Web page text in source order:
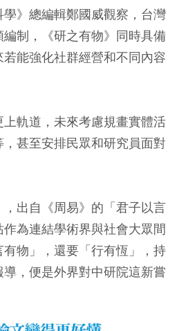
》總編輯鄭國威觀察，台灣
制，《研之有物》同時具備
能強化社群經營和不同內容
軌道，未來考慮規畫實體活
甚至安排民眾和研究員面對
出自《周易》的「君子以言
為連結學術界與社會大眾間
物」，還要「行有恆」，持
，便是外界對中研院這新嘗